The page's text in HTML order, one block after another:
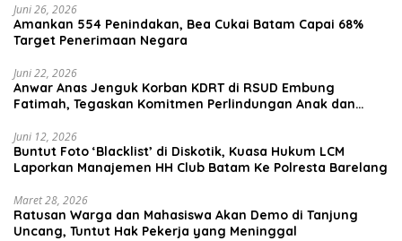
Juni 26, 2026
Amankan 554 Penindakan, Bea Cukai Batam Capai 68%
Target Penerimaan Negara
Juni 22, 2026
Anwar Anas Jenguk Korban KDRT di RSUD Embung
Fatimah, Tegaskan Komitmen Perlindungan Anak dan
Juni 12, 2026
Buntut Foto ‘Blacklist’ di Diskotik, Kuasa Hukum LCM
Laporkan Manajemen HH Club Batam Ke Polresta Barelang
Maret 28, 2026
Ratusan Warga dan Mahasiswa Akan Demo di Tanjung
Uncang, Tuntut Hak Pekerja yang Meninggal